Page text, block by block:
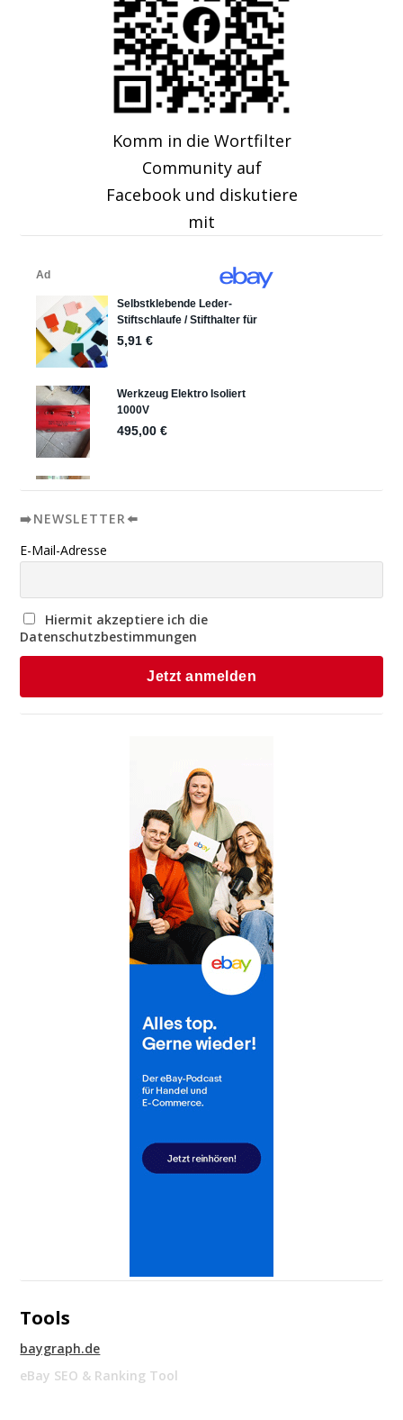
Komm in die Wortfilter
Community auf
Facebook und diskutiere
mit
➡️NEWSLETTER⬅️
E-Mail-Adresse
Hiermit akzeptiere ich die
Datenschutzbestimmungen
Tools
baygraph.de
eBay SEO & Ranking Tool